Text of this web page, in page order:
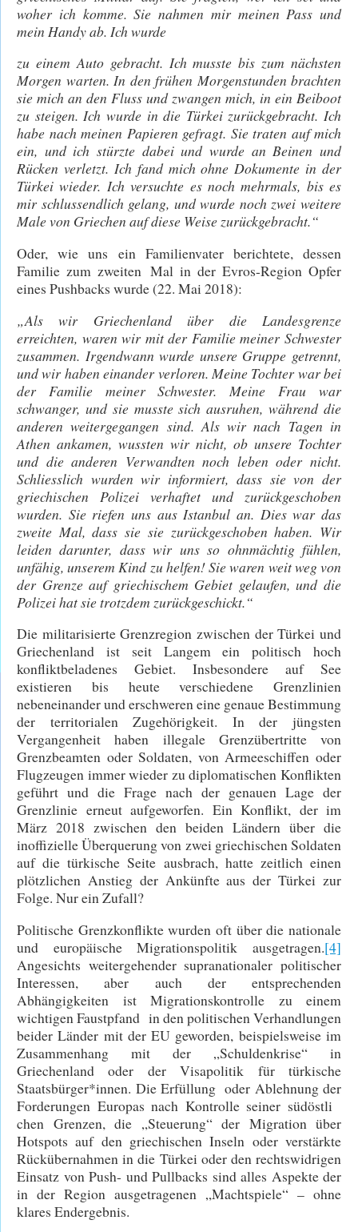
woher ich komme. Sie nahmen mir meinen Pass und
mein Handy ab. Ich wurde
zu einem Auto gebracht. Ich musste bis zum nächsten
Morgen warten. In den frühen Morgenstunden brachten
sie mich an den Fluss und zwangen mich, in ein Beiboot
zu steigen. Ich wurde in die Türkei zurückgebracht. Ich
habe nach meinen Papieren gefragt. Sie traten auf mich
ein, und ich stürzte dabei und wurde an Beinen und
Rücken verletzt. Ich fand mich ohne Dokumente in der
Türkei wieder. Ich versuchte es noch mehrmals, bis es
mir schlussendlich gelang, und wurde noch zwei weitere
Male von Griechen auf diese Weise zurückgebracht.“
Oder, wie uns ein Familienvater berichtete, dessen
Familie zum zweiten Mal in der Evros-Region Opfer
eines Pushbacks wurde (22. Mai 2018):
„Als wir Griechenland über die Landesgrenze
erreichten, waren wir mit der Familie meiner Schwester
zusammen. Irgendwann wurde unsere Gruppe getrennt,
und wir haben einander verloren. Meine Tochter war bei
der Familie meiner Schwester. Meine Frau war
schwanger, und sie musste sich ausruhen, während die
anderen weitergegangen sind. Als wir nach Tagen in
Athen ankamen, wussten wir nicht, ob unsere Tochter
und die anderen Verwandten noch leben oder nicht.
Schliesslich wurden wir informiert, dass sie von der
griechischen Polizei verhaftet und zurückgeschoben
wurden. Sie riefen uns aus Istanbul an. Dies war das
zweite Mal, dass sie sie zurückgeschoben haben. Wir
leiden darunter, dass wir uns so ohnmächtig fühlen,
unfähig, unserem Kind zu helfen! Sie waren weit weg von
der Grenze auf griechischem Gebiet gelaufen, und die
Polizei hat sie trotzdem zurückgeschickt.“
Die militarisierte Grenzregion zwischen der Türkei und
Griechenland ist seit Langem ein politisch hoch
konfliktbeladenes Gebiet. Insbesondere auf See
existieren bis heute verschiedene Grenzlinien
nebeneinander und erschweren eine genaue Bestimmung
der territorialen Zugehörigkeit. In der jüngsten
Vergangenheit haben illegale Grenzübertritte von
Grenzbeamten oder Soldaten, von Armeeschiffen oder
Flugzeugen immer wieder zu diplomatischen Konflikten
geführt und die Frage nach der genauen Lage der
Grenzlinie erneut aufgeworfen. Ein Konflikt, der im
März 2018 zwischen den beiden Ländern über die
inoffizielle Überquerung von zwei griechischen Soldaten
auf die türkische Seite ausbrach, hatte zeitlich einen
plötzlichen Anstieg der Ankünfte aus der Türkei zur
Folge. Nur ein Zufall?
Politische Grenzkonflikte wurden oft über die nationale
und europäische Migrationspolitik ausgetragen.[4]
Angesichts weitergehender supranationaler politischer
Interessen, aber auch der entsprechenden
Abhängigkeiten ist Migrationskontrolle zu einem
wichtigen Faustpfand in den politischen Verhandlungen
beider Länder mit der EU geworden, beispielsweise im
Zusammenhang mit der „Schuldenkrise“ in
Griechenland oder der Visapolitik für türkische
Staatsbürger*innen. Die Erfüllung oder Ablehnung der
Forderungen Europas nach Kontrolle seiner südöstli
chen Grenzen, die „Steuerung“ der Migration über
Hotspots auf den griechischen Inseln oder verstärkte
Rückübernahmen in die Türkei oder den rechtswidrigen
Einsatz von Push- und Pullbacks sind alles Aspekte der
in der Region ausgetragenen „Machtspiele“ – ohne
klares Endergebnis.